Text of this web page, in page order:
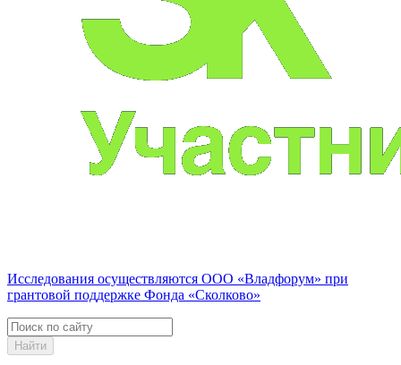
Исследования осуществляются ООО «Владфорум» при
грантовой поддержке Фонда «Сколково»
Найти